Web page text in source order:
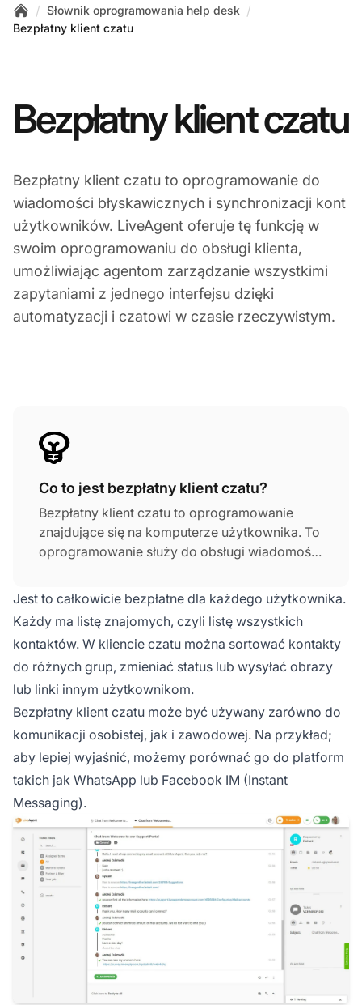
Home
/ Słownik oprogramowania help desk /
Bezpłatny klient czatu
Bezpłatny klient czatu
Bezpłatny klient czatu to oprogramowanie do
wiadomości błyskawicznych i synchronizacji kont
użytkowników. LiveAgent oferuje tę funkcję w
swoim oprogramowaniu do obsługi klienta,
umożliwiając agentom zarządzanie wszystkimi
zapytaniami z jednego interfejsu dzięki
automatyzacji i czatowi w czasie rzeczywistym.
Co to jest bezpłatny klient czatu?
Bezpłatny klient czatu to oprogramowanie
znajdujące się na komputerze użytkownika. To
oprogramowanie służy do obsługi wiadomości
wszystkich kont IM użytkownika w jednym
miejscu.
Jest to całkowicie bezpłatne dla każdego użytkownika.
Każdy ma listę znajomych, czyli listę wszystkich
kontaktów. W kliencie czatu można sortować kontakty
do różnych grup, zmieniać status lub wysyłać obrazy
lub linki innym użytkownikom.
Bezpłatny klient czatu może być używany zarówno do
komunikacji osobistej, jak i zawodowej. Na przykład;
aby lepiej wyjaśnić, możemy porównać go do platform
takich jak WhatsApp lub Facebook IM (Instant
Messaging).